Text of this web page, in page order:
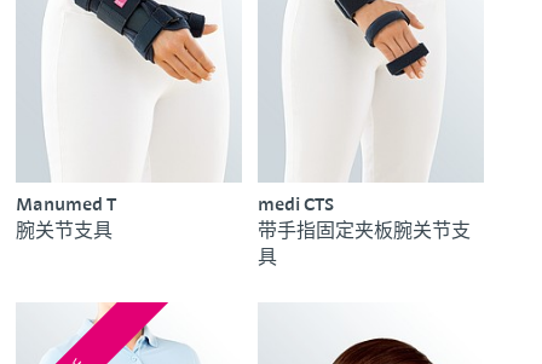
Manumed T
腕关节支具
medi CTS
带手指固定夹板腕关节支
具